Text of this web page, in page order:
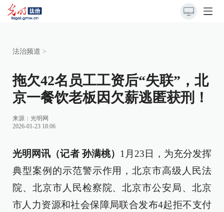
法治频道 >
拖欠42名员工工资后“失联”，北
京一餐饮老板因欠薪逃匿获刑！
来源： 光明网
2026-01-23 18:06
光明网讯（记者 孙满桃） 1月23日，为充分发挥
典型案例的示范警示作用，北京市高级人民法
院、北京市人民检察院、北京市公安局、北京
市人力资源和社会保障局联合发布4起拒不支付